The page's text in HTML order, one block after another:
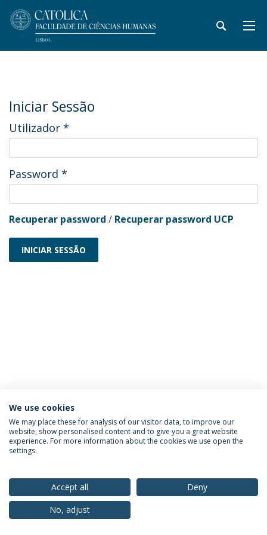
Iniciar Sessão
Utilizador *
Password *
Recuperar password / Recuperar password UCP
INICIAR SESSÃO
Política de Privacidade
Termos & Condições
Direitos do Titular dos Dados
© 2026 Universidade Católica Portuguesa
We use cookies
We may place these for analysis of our visitor data, to improve our
website, show personalised content and to give you a great website
experience. For more information about the cookies we use open the
settings.
Accept all
Deny
No, adjust